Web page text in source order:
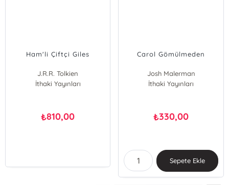
Ham'li Çiftçi Giles
J.R.R. Tolkien
İthaki Yayınları
₺810,00
Carol Gömülmeden
Josh Malerman
İthaki Yayınları
₺330,00
Sepete Ekle